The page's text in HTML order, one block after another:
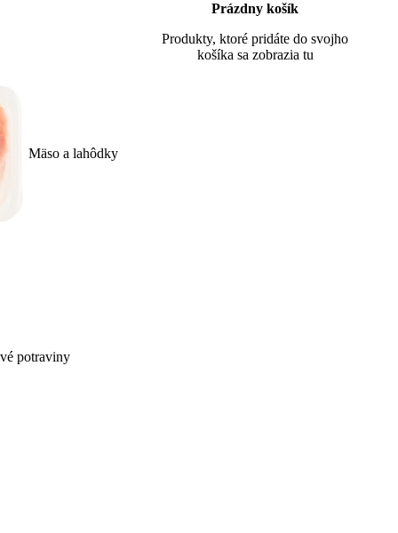
Mäso a lahôdky
potraviny
Prázdny košík
Produkty, ktoré pridáte do svojho
košíka sa zobrazia tu